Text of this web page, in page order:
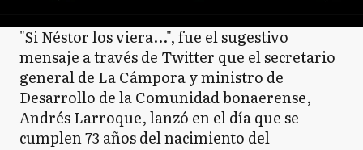
"Si Néstor los viera...", fue el sugestivo
mensaje a través de Twitter que el secretario
general de La Cámpora y ministro de
Desarrollo de la Comunidad bonaerense,
Andrés Larroque, lanzó en el día que se
cumplen 73 años del nacimiento del